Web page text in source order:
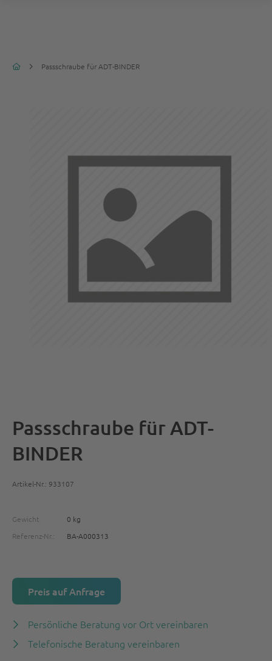
Passschraube für ADT-BINDER
Passschraube für ADT-
BINDER
Artikel-Nr.: 933107
Gewicht
0 kg
Referenz-Nr.:
BA-A000313
Preis auf Anfrage
Persönliche Beratung vor Ort vereinbaren
Telefonische Beratung vereinbaren